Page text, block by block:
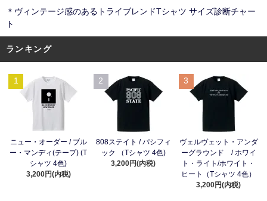
＊ヴィンテージ感のあるトライブレンドTシャツ サイズ診断チャー
ト
ランキング
1
ニュー・オーダー / ブル
ー・マンディ(テープ) (T
シャツ 4色)
3,200円(内税)
2
808ステイト / パシフィ
ック （Tシャツ 4色)
3,200円(内税)
3
ヴェルヴェット・アンダ
ーグラウンド / ホワイ
ト・ライト/ホワイト・
ヒート（Tシャツ 4色）
3,200円(内税)